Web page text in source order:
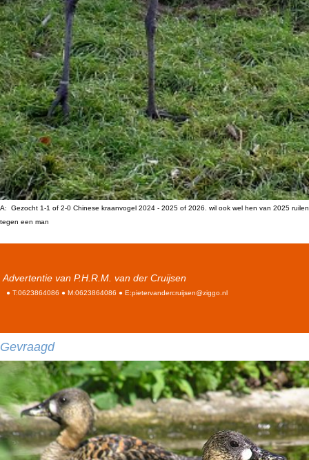
A: Gezocht 1-1 of 2-0 Chinese kraanvogel 2024 - 2025 of 2026. wil ook wel hen van 2025 ruilen
tegen een man
Advertentie van P.H.R.M. van der Cruijsen
● T:0623864086 ● M:0623864086 ● E:pietervandercruijsen@ziggo.nl
Gevraagd